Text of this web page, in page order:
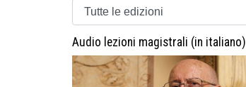
Audio lezioni magistrali (in italiano)